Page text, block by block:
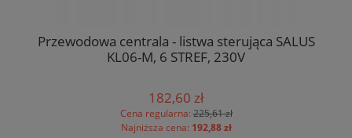
Przewodowa centrala - listwa sterująca SALUS
KL06-M, 6 STREF, 230V
182,60 zł
Cena regularna:225,61 zł
Najniższa cena: 192,88 zł